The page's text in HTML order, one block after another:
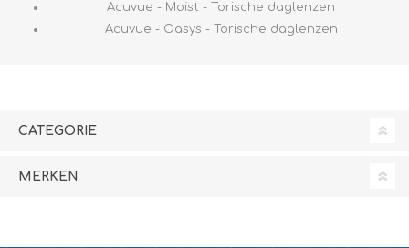
Acuvue - Moist - Torische daglenzen
Acuvue - Oasys - Torische daglenzen
CATEGORIE
MERKEN